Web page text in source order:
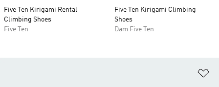
Five Ten Kirigami Rental
Climbing Shoes
Five Ten
Five Ten Kirigami Climbing
Shoes
Dam Five Ten